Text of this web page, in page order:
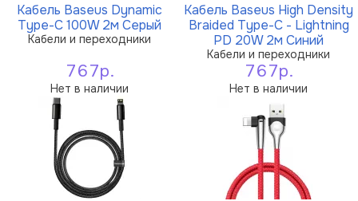
Кабель Baseus Dynamic
Type-C 100W 2м Серый
Кабели и переходники
767р.
Нет в наличии
Кабель Baseus High Density
Braided Type-C - Lightning
PD 20W 2м Синий
Кабели и переходники
767р.
Нет в наличии